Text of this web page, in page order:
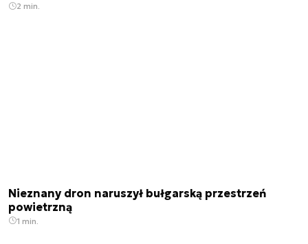
2 min.
Nieznany dron naruszył bułgarską przestrzeń
powietrzną
1 min.